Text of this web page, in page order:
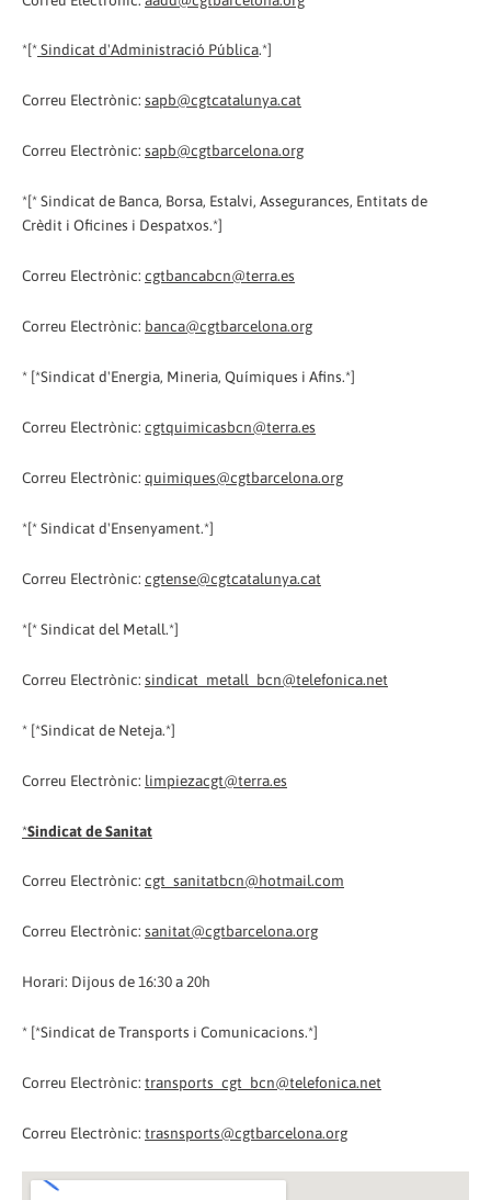
*[*Sindicat d'Administració Pública.*]
Correu Electrònic: sapb@cgtcatalunya.cat
Correu Electrònic: sapb@cgtbarcelona.org
*[* Sindicat de Banca, Borsa, Estalvi, Assegurances, Entitats de
Crèdit i Oficines i Despatxos.*]
Correu Electrònic: cgtbancabcn@terra.es
Correu Electrònic: banca@cgtbarcelona.org
* [*Sindicat d'Energia, Mineria, Químiques i Afins.*]
Correu Electrònic: cgtquimicasbcn@terra.es
Correu Electrònic: quimiques@cgtbarcelona.org
*[* Sindicat d'Ensenyament.*]
Correu Electrònic: cgtense@cgtcatalunya.cat
*[* Sindicat del Metall.*]
Correu Electrònic: sindicat_metall_bcn@telefonica.net
* [*Sindicat de Neteja.*]
Correu Electrònic: limpiezacgt@terra.es
*Sindicat de Sanitat
Correu Electrònic: cgt_sanitatbcn@hotmail.com
Correu Electrònic: sanitat@cgtbarcelona.org
Horari: Dijous de 16:30 a 20h
* [*Sindicat de Transports i Comunicacions.*]
Correu Electrònic: transports_cgt_bcn@telefonica.net
Correu Electrònic: trasnsports@cgtbarcelona.org